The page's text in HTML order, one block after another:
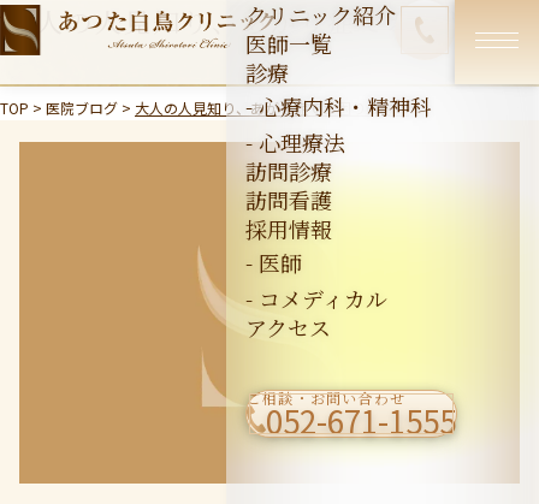
クリニック紹介
医師一覧
診療
- 心療内科・精神科
- 心理療法
訪問診療
訪問看護
採用情報
- 医師
- コメディカル
アクセス
ご相談・お問い合わせ
052-671-1555
大人の人見知り、あがり症でお困りの方
へ
TOP > 医院ブログ > 大人の人見知り、あがり症でお困りの方へ